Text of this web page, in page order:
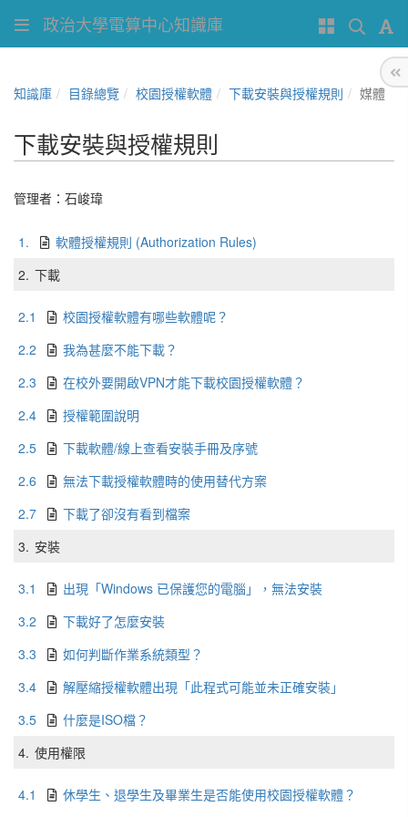
政治大學電算中心知識庫
知識庫 目錄總覽 校園授權軟體 下載安裝與授權規則 媒體
下載安裝與授權規則
管理者： 石峻瑋
1.
軟體授權規則 (Authorization Rules)
2. 下載
2.1
校園授權軟體有哪些軟體呢？
2.2
我為甚麼不能下載？
2.3
在校外要開啟VPN才能下載校園授權軟體？
2.4
授權範圍說明
2.5
下載軟體/線上查看安裝手冊及序號
2.6
無法下載授權軟體時的使用替代方案
2.7
下載了卻沒有看到檔案
3. 安裝
3.1
出現「Windows 已保護您的電腦」，無法安裝
3.2
下載好了怎麼安裝
3.3
如何判斷作業系統類型？
3.4
解壓縮授權軟體出現「此程式可能並未正確安裝」
3.5
什麼是ISO檔？
4. 使用權限
4.1 休學生、退學生及畢業生是否能使用校園授權軟體？